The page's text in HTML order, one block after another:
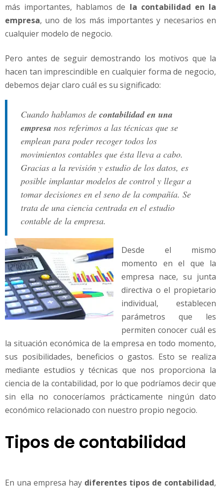
más importantes, hablamos de la contabilidad en la
empresa, uno de los más importantes y necesarios en
cualquier modelo de negocio.
Pero antes de seguir demostrando los motivos que la
hacen tan imprescindible en cualquier forma de negocio,
debemos dejar claro cuál es su significado:
Cuando hablamos de contabilidad en una
empresa nos referimos a las técnicas que se
emplean para poder recoger todos los
movimientos contables que ésta lleva a cabo.
Gracias a la revisión y estudio de los datos, es
posible implantar modelos de control y llegar a
tomar decisiones en el seno de la compañía. Se
trata de una ciencia centrada en el estudio
contable de la empresa.
Desde el mismo
momento en el que la
empresa nace, su junta
directiva o el propietario
individual, establecen
parámetros que les
permiten conocer cuál es
la situación económica de la empresa en todo momento,
sus posibilidades, beneficios o gastos. Esto se realiza
mediante estudios y técnicas que nos proporciona la
ciencia de la contabilidad, por lo que podríamos decir que
sin ella no conoceríamos prácticamente ningún dato
económico relacionado con nuestro propio negocio.
Tipos de contabilidad
En una empresa hay diferentes tipos de contabilidad,